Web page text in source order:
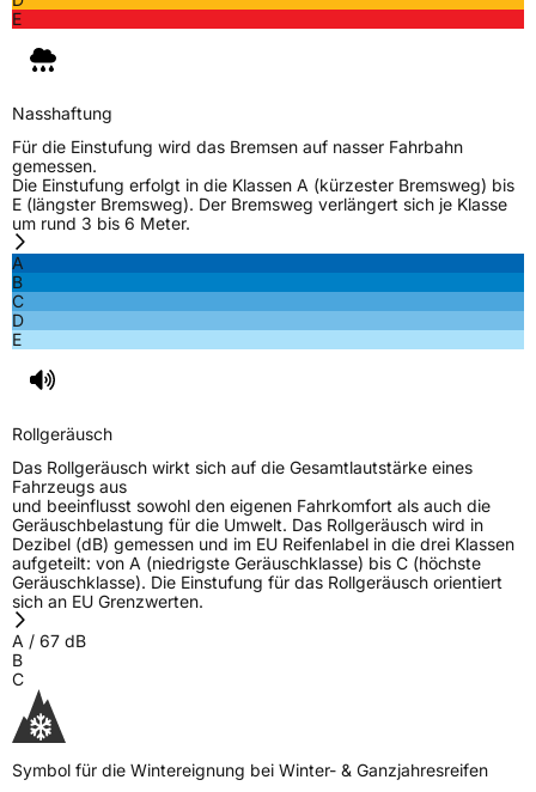
EPREL ID654457
Allgemeine Produktsicherheit (GPSR)
Herstellerkontakt
Verantwortliche
in der EU
Zhongce Rubber Europe, Hollerithallee 17
30419 Hannover Deutschland, sales@zc-
rubber.com
E
Nasshaftung
Für die Einstufung wird das Bremsen auf nasser Fahrbahn
gemessen.
Die Einstufung erfolgt in die Klassen A (kürzester Bremsweg) bis
E (längster Bremsweg). Der Bremsweg verlängert sich je Klasse
um rund 3 bis 6 Meter.
A
B
C
D
E
Rollgeräusch
Das Rollgeräusch wirkt sich auf die Gesamtlautstärke eines
Fahrzeugs aus
und beeinflusst sowohl den eigenen Fahrkomfort als auch die
Geräuschbelastung für die Umwelt. Das Rollgeräusch wird in
Dezibel (dB) gemessen und im EU Reifenlabel in die drei Klassen
aufgeteilt: von A (niedrigste Geräuschklasse) bis C (höchste
Geräuschklasse). Die Einstufung für das Rollgeräusch orientiert
sich an EU Grenzwerten.
A / 67 dB
B
C
Symbol für die Wintereignung bei Winter- & Ganzjahresreifen